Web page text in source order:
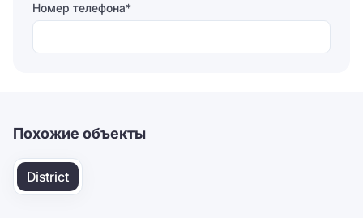
Номер телефона*
Похожие объекты
District